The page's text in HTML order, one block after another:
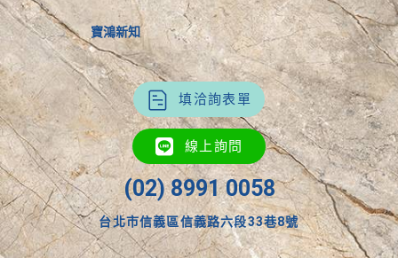
寶鴻新知
填洽詢表單
線上詢問
(02) 8991 0058
台北市信義區信義路六段33巷8號